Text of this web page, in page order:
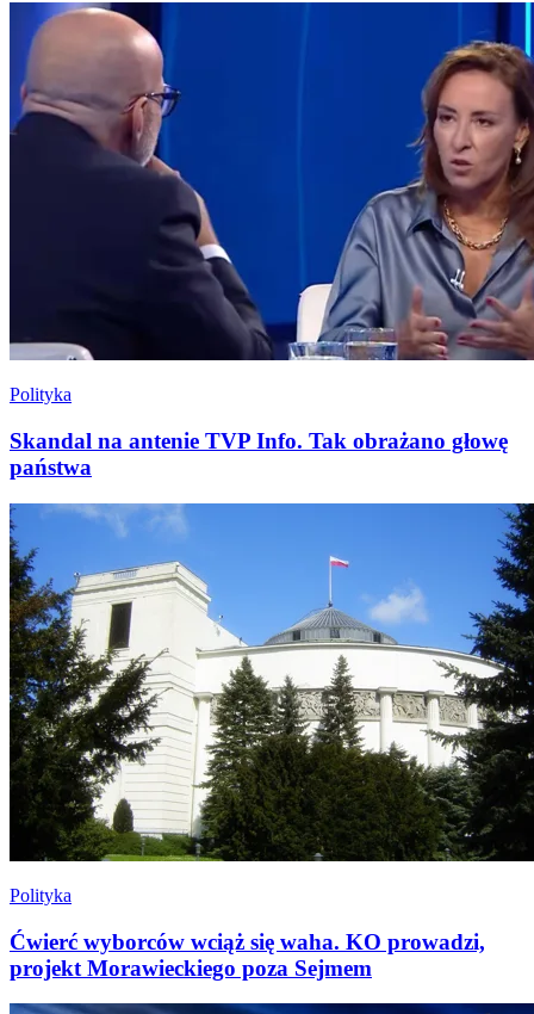
Polityka
Skandal na antenie TVP Info. Tak obrażano głowę
państwa
Polityka
Ćwierć wyborców wciąż się waha. KO prowadzi,
projekt Morawieckiego poza Sejmem